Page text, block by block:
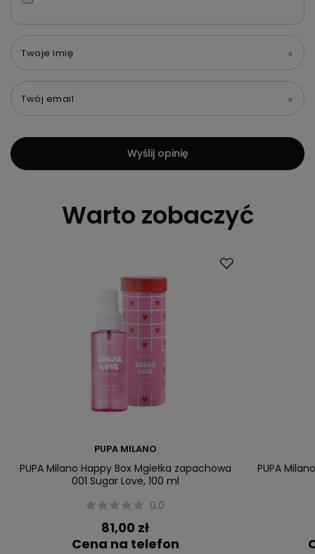
Twoje imię
Twój email
Wyślij opinię
Warto zobaczyć
PUPA MILANO
PUPA Milano Happy Box Mgiełka zapachowa
001 Sugar Love, 100 ml
0.0
81,00 zł
Cena na telefon
PUPA